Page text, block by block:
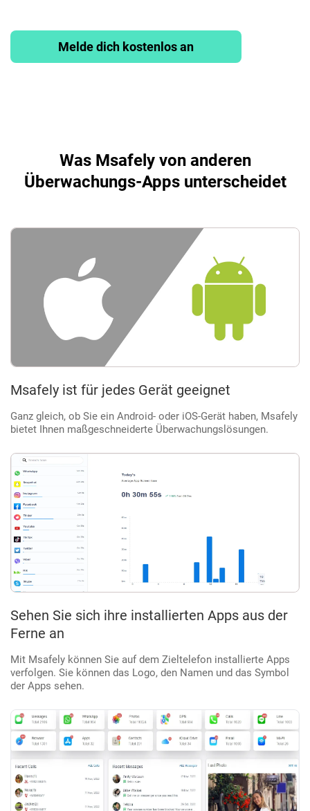
Melde dich kostenlos an
Was Msafely von anderen
Überwachungs-Apps unterscheidet
Msafely ist für jedes Gerät geeignet
Ganz gleich, ob Sie ein Android- oder iOS-Gerät haben, Msafely
bietet Ihnen maßgeschneiderte Überwachungslösungen.
Sehen Sie sich ihre installierten Apps aus der
Ferne an
Mit Msafely können Sie auf dem Zieltelefon installierte Apps
verfolgen. Sie können das Logo, den Namen und das Symbol
der Apps sehen.